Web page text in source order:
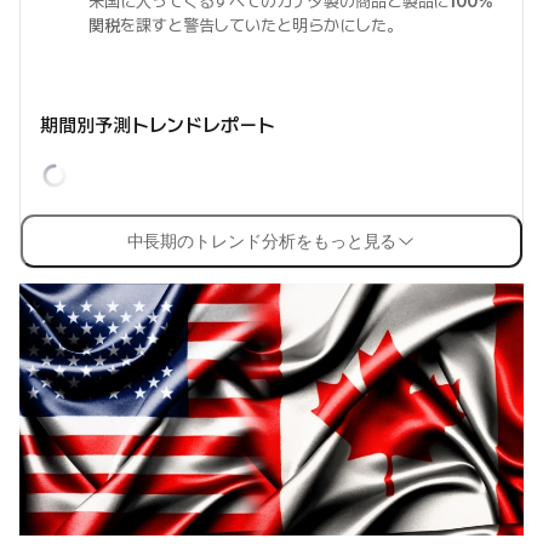
関税を課すと警告していたと明らかにした。
期間別予測トレンドレポート
中長期のトレンド分析をもっと見る